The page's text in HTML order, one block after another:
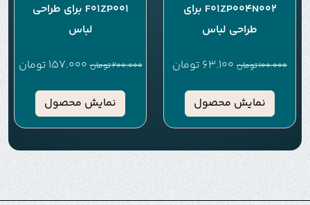
F01ZP004N002 برای
طراحی لباس
100.000تومان 63.100 تومان
نمایش محصول
F01ZP001 برای طراحی
لباس
200.000تومان 157.000 تومان
نمایش محصول